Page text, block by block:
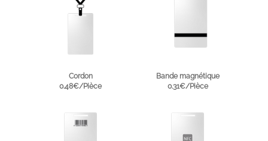
Cordon
0.48€/Pièce
Bande magnétique
0.31€/Pièce